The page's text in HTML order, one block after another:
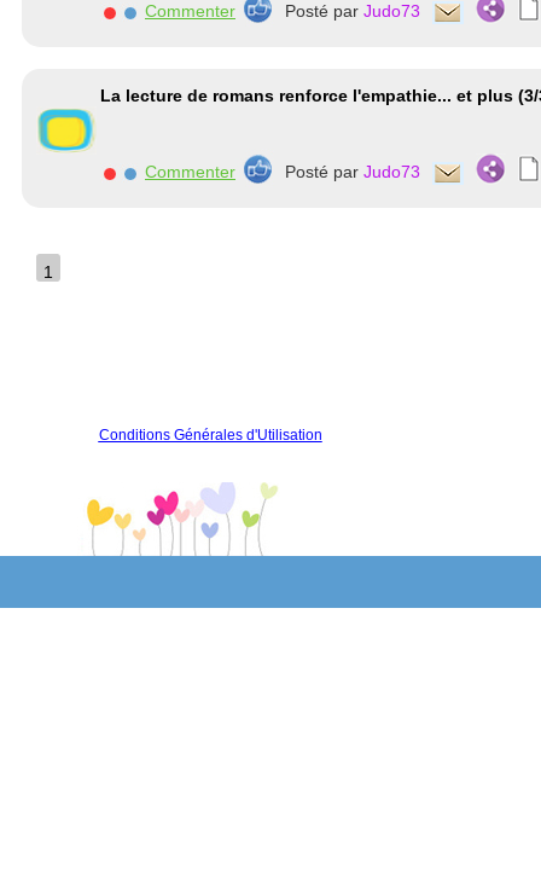
Commenter Posté par Judo73
La lecture de romans renforce l'empathie... et plus (3/
Commenter Posté par Judo73
1
Conditions Générales d'Utilisation